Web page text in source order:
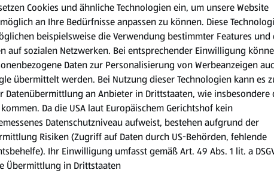
Zubereitungsart:
Das Rindfleisch dünn gegen
1 TL Öl, 1 TL Gin (optional), 1
Backpulver hinzufügen und
marinieren lassen.
Danach 30g Maisstärke
In einer großen Pfanne 80ml
beiden Seiten knusprig
Cookies und ähnliche Technologien ein, um unsere Website
an Ihre Bedürfnisse anpassen zu können. Diese
beispielsweise die Verwendung bestimmter Features und
auf sozialen Netzwerken. Bei entsprechender Einwilligung
Daten zur Personalisierung von Werbeanzeigen
übermittelt werden. Bei Nutzung dieser Technologien kann es
Datenübermittlung an Anbieter in Drittstaaten, wie insbesondere
kommen. Da die USA laut Europäischem Gerichtshof kein
Datenschutzniveau aufweist, bestehen aufgrund der
Risiken (Zugriff auf Daten durch US-Behörden, fehlende
Ihr Einwilligung umfasst gemäß Art. 49 Abs. 1 lit. a
Übermittlung in Drittstaaten